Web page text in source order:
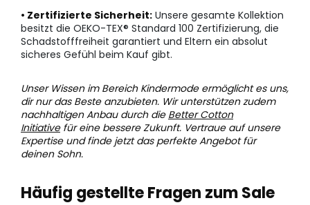
• Zertifizierte Sicherheit: Unsere gesamte Kollektion
besitzt die OEKO-TEX® Standard 100 Zertifizierung, die
Schadstofffreiheit garantiert und Eltern ein absolut
sicheres Gefühl beim Kauf gibt.
Unser Wissen im Bereich Kindermode ermöglicht es uns,
dir nur das Beste anzubieten. Wir unterstützen zudem
nachhaltigen Anbau durch die Better Cotton
Initiativefür eine bessere Zukunft. Vertraue auf unsere
Expertise und finde jetzt das perfekte Angebot für
deinen Sohn.
Häufig gestellte Fragen zum Sale